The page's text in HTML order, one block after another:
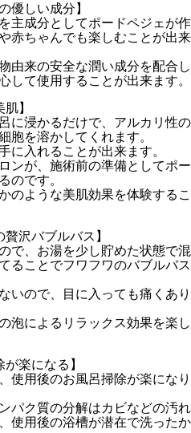
優しい成分】
主成分としてポードペジェが作
赤ちゃんでも楽しむことが出来
由来の安全な潤い成分を配合し
して使用することが出来ます。
】
に浸かるだけで、アルカリ性の
胞を溶かしてくれます。
に入れることが出来ます。
ンが、施術前の準備としてポー
のです。
のような美肌効果を体験するこ
沢バブルバス】
で、お湯を少し貯めた状態で混
ることでフワフワのバブルバス
いので、目に入っても痛くあり
泡によるリラックス効果を楽し
楽になる】
使用後のお風呂掃除が楽になり
パク質の分解はカビなどの汚れ
使用後の浴槽が潜在で洗ったか